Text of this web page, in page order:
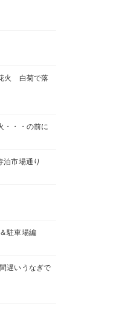
火 白菊で落
・・の前に
市場通り
駐車場編
遅いうなぎで